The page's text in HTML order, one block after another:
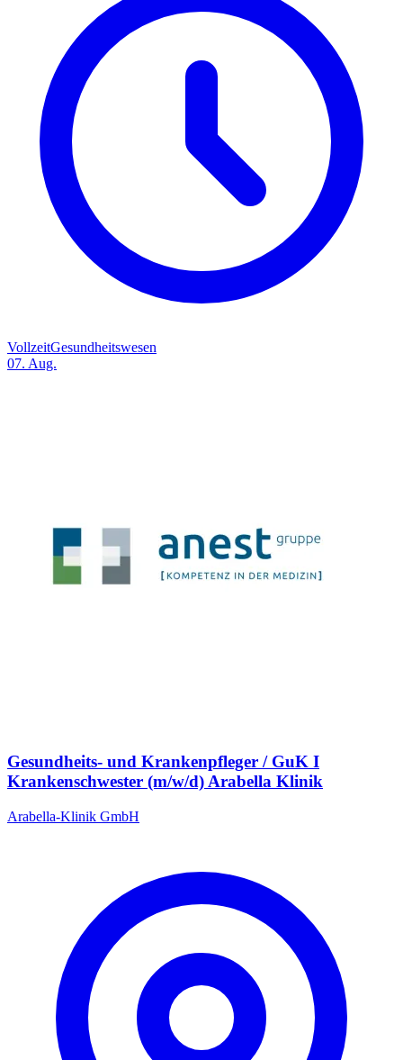
VollzeitGesundheitswesen
07. Aug.
Gesundheits- und Krankenpfleger / GuK I
Krankenschwester (m/w/d) Arabella Klinik
Arabella-Klinik GmbH